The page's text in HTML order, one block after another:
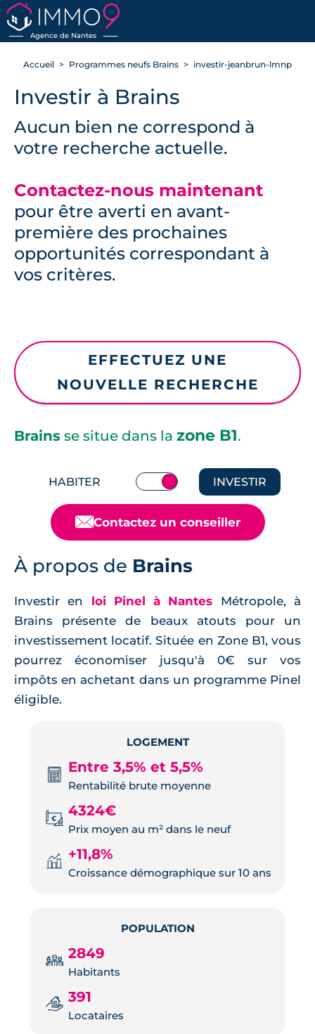
Agence de Nantes
RETOUR
Accueil Programmes neufs Brains investir-jeanbrun-lmnp
Investir à Brains
Aucun bien ne correspond à
votre recherche actuelle.
Contactez-nous maintenant
pour être averti en avant-
première des prochaines
opportunités correspondant à
vos critères.
EFFECTUEZ UNE
NOUVELLE RECHERCHE
Brains se situe dans la zone B1.
HABITER INVESTIR
📧Contactez un conseiller
À propos de Brains
Investir en loi Pinel à Nantes Métropole, à
Brains présente de beaux atouts pour un
investissement locatif. Située en Zone B1, vous
pourrez économiser jusqu'à 0€ sur vos
impôts en achetant dans un programme Pinel
éligible.
LOGEMENT
Entre 3,5% et 5,5%
Rentabilité brute moyenne
4324€
Prix moyen au m² dans le neuf
+11,8%
Croissance démographique sur 10 ans
POPULATION
2849
Habitants
391
Locataires